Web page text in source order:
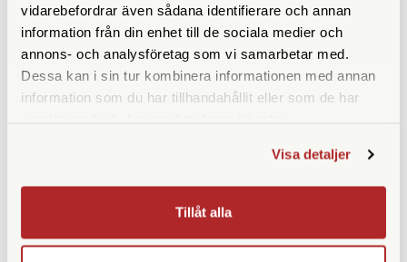
vidarebefordrar även sådana identifierare och annan
information från din enhet till de sociala medier och
annons- och analysföretag som vi samarbetar med.
Dessa kan i sin tur kombinera informationen med annan
information som du har tillhandahållit eller som de har
Visa detaljer
Tillåt allaHikmicro Lynx LH35 3.0
Thermal Monocular